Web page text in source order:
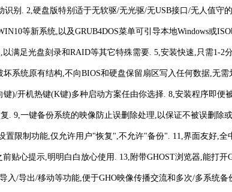
识别. 2,硬盘版特别适于无软驱/无光驱/无USB接口/无人值守
等新系统,以及GRUB4DOS菜单可引导本地Windows或
以满足光盘刻录和RAID等其它特殊需要. 5,安装快速,只需1-2
坏系统原有结构,不向BIOS和硬盘保留扇区写入任何数据,无
键)/开机热键(K键)多种启动方案任由你选择. 8,安装程序即便
. 9,一键备份系统的映像防止误删除处理,以保证不被误删除
置限制功能,仅允许用户"恢复",不允许"备份". 11,界面友好,全
前贴心提示,明明白白放心使用. 13,附带GHOST浏览器,能打
入/导出/移动等功能,便于GHO映像传播交流和多次/多系统